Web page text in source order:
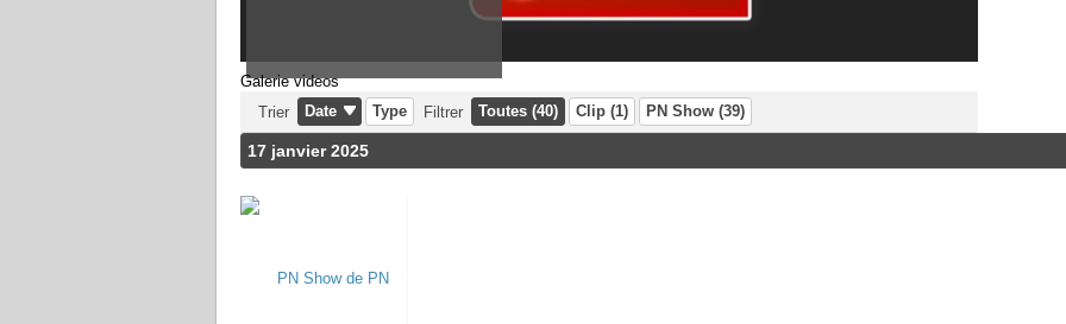
Galerie videos
Trier
Date Type Filtrer Toutes (40) Clip (1) PN Show (39)
17 janvier 2025